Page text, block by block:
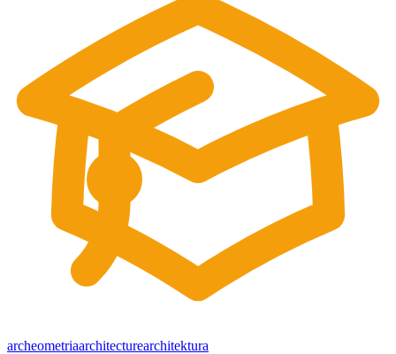
archeometriaarchitecturearchitektura